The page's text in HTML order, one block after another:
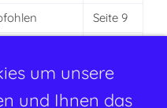
Seite 9
Seite 11
um unsere
und Ihnen das